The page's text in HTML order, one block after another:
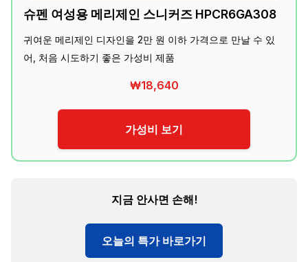
슈펜 여성용 메리제인 스니커즈 HPCR6GA308
귀여운 메리제인 디자인을 2만 원 이하 가격으로 만날 수 있
어, 처음 시도하기 좋은 가성비 제품
₩18,640
가성비 보기
지금 안사면 손해!
오늘의 특가 바로가기